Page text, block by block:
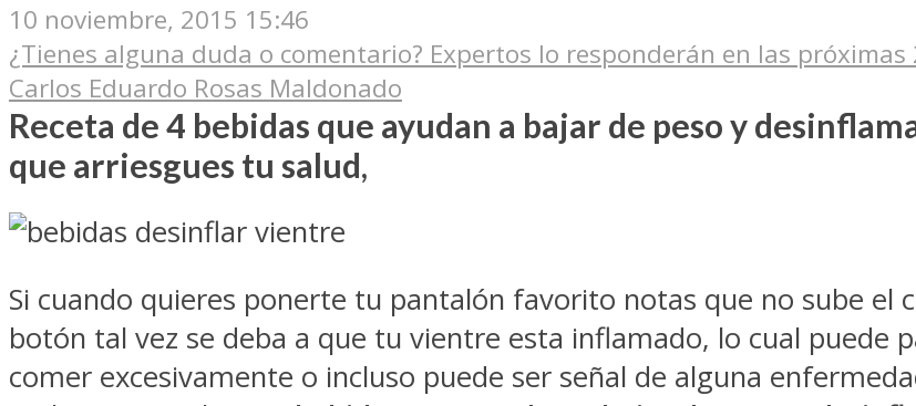
10 noviembre, 2015 15:46
¿Tienes alguna duda o comentario? Expertos lo responderán en las próximas
Carlos Eduardo Rosas Maldonado
Receta de 4 bebidas que ayudan a bajar de peso y
que arriesgues tu salud,
Si cuando quieres ponerte tu pantalón favorito notas que no sube el
botón tal vez se deba a que tu vientre esta inflamado, lo cual puede
comer excesivamente o incluso puede ser señal de alguna